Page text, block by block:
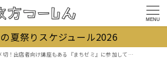
MENU
夏祭りスケジュール2026
向け講座もある『まちゼミ』に参加してもっとお店のこと知ってもらいませんか【ひらつー広告】